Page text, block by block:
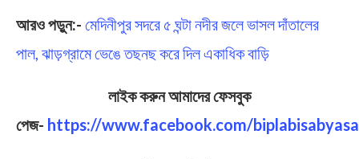
আরও পড়ুন:- মেদিনীপুর সদরে ৫ ঘন্টা নদীর জলে ভাসল দাঁতালের
পাল, ঝাড়গ্রামে ভেঙে তছনছ করে দিল একাধিক বাড়ি
লাইক করুন আমাদের ফেসবুক
পেজ- https://www.facebook.com/